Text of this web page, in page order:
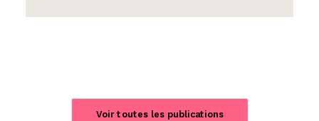
Voir toutes les publications